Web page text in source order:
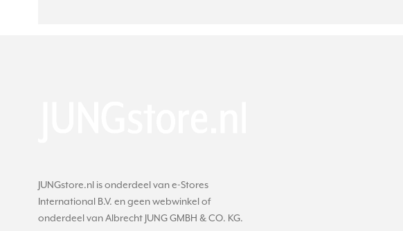
JUNGstore.nl is onderdeel van e-Stores
International B.V. en geen webwinkel of
onderdeel van Albrecht JUNG GMBH & CO. KG.